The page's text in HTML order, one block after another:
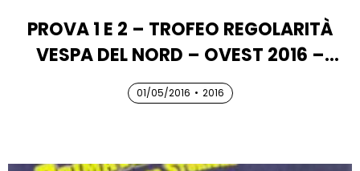
PROVA 1 E 2 – TROFEO REGOLARITÀ
VESPA DEL NORD – OVEST 2016 –
“SULLE STRADE DEL SANREMO”
01/05/2016 • 2016
01/05/2016